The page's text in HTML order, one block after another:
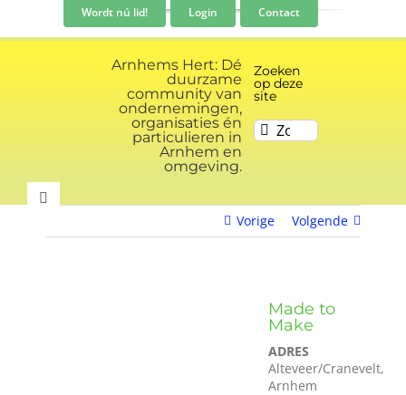
inhoud
Wordt nú lid! Login Contact
Arnhems Hert: Dé
duurzame
community van
ondernemingen,
organisaties én
particulieren in
Arnhem en
omgeving.
Zoeken
op deze
site
Zoeken
naar:
Toggle
Community
Vorige Volgende
Made to
Make
ADRES
Alteveer/Cranevelt,
Arnhem